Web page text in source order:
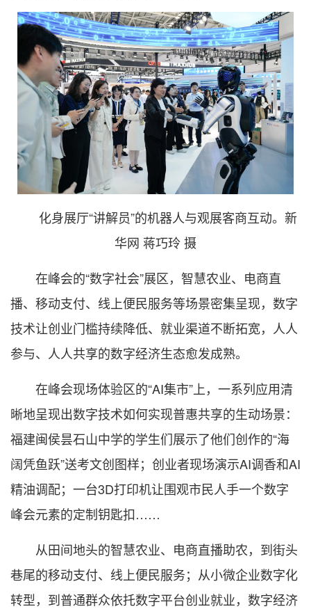
化身展厅“讲解员”的机器人与观展客商互动。新
华网 蒋巧玲 摄
在峰会的“数字社会”展区，智慧农业、电商直
播、移动支付、线上便民服务等场景密集呈现，数字
技术让创业门槛持续降低、就业渠道不断拓宽，人人
参与、人人共享的数字经济生态愈发成熟。
在峰会现场体验区的“AI集市”上，一系列应用清
晰地呈现出数字技术如何实现普惠共享的生动场景：
福建闽侯昙石山中学的学生们展示了他们创作的“海
阔凭鱼跃”送考文创图样；创业者现场演示AI调香和AI
精油调配；一台3D打印机让围观市民人手一个数字
峰会元素的定制钥匙扣……
从田间地头的智慧农业、电商直播助农，到街头
巷尾的移动支付、线上便民服务；从小微企业数字化
转型，到普通群众依托数字平台创业就业，数字经济